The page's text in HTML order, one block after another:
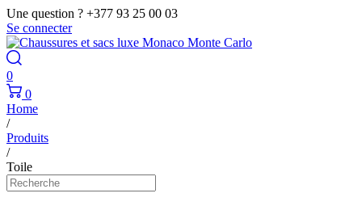
Une question ? +377 93 25 00 03
Se connecter
0
0
Home
/
Produits
/
Toile